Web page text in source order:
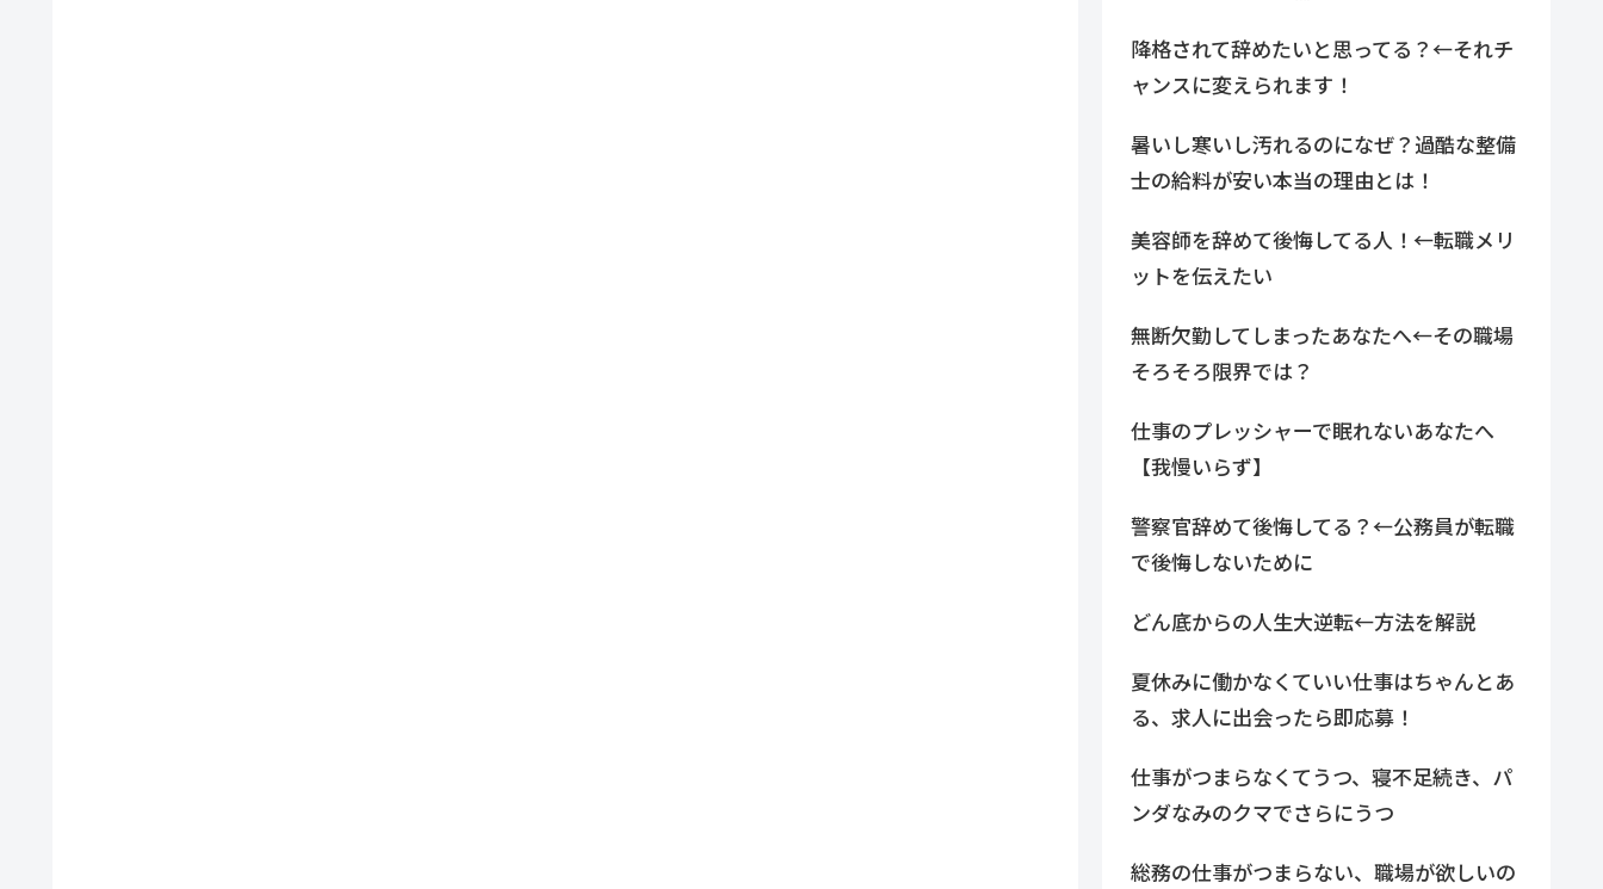
降格されて辞めたいと思ってる？←それチ
ャンスに変えられます！
暑いし寒いし汚れるのになぜ？過酷な整備
士の給料が安い本当の理由とは！
美容師を辞めて後悔してる人！←転職メリ
ットを伝えたい
無断欠勤してしまったあなたへ←その職場
そろそろ限界では？
仕事のプレッシャーで眠れないあなたへ
【我慢いらず】
警察官辞めて後悔してる？←公務員が転職
で後悔しないために
どん底からの人生大逆転←方法を解説
夏休みに働かなくていい仕事はちゃんとあ
る、求人に出会ったら即応募！
仕事がつまらなくてうつ、寝不足続き、パ
ンダなみのクマでさらにうつ
総務の仕事がつまらない、職場が欲しいの